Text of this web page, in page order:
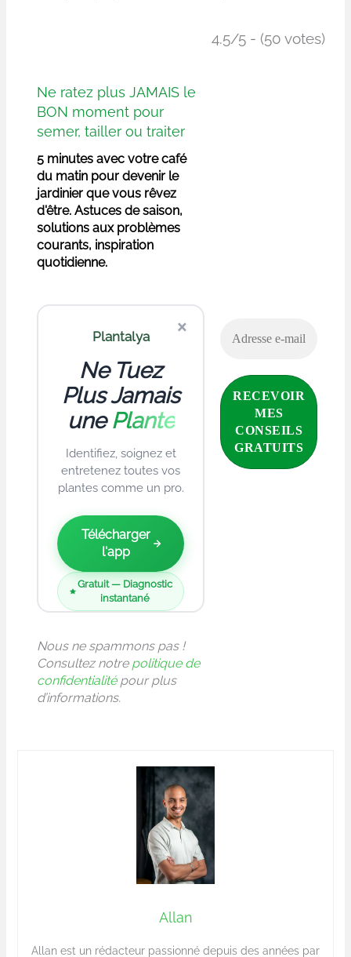
4.5/5 - (50 votes)
Ne ratez plus JAMAIS le
BON moment pour
semer, tailler ou traiter
5 minutes avec votre café
du matin pour devenir le
jardinier que vous rêvez
d'être. Astuces de saison,
solutions aux problèmes
courants, inspiration
quotidienne.
×
Plantalya
Ne Tuez
Plus Jamais
unePlante
Identifiez, soignez et
entretenez toutes vos
plantes comme un pro.
Télécharger
l'app
Gratuit — Diagnostic
instantané
Nous ne spammons pas !
Consultez notre politique de
confidentialitépour plus
d’informations.
Allan
Allan est un rédacteur passionné depuis des années par